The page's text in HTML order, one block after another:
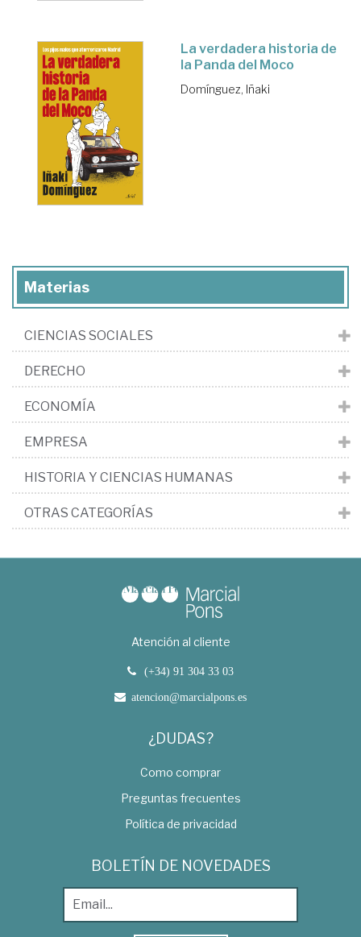
La verdadera historia de
la Panda del Moco
Domínguez, Iñaki
Materias
CIENCIAS SOCIALES
DERECHO
ECONOMÍA
EMPRESA
HISTORIA Y CIENCIAS HUMANAS
OTRAS CATEGORÍAS
Atención al cliente
(+34) 91 304 33 03
atencion@marcialpons.es
¿DUDAS?
Como comprar
Preguntas frecuentes
Política de privacidad
BOLETÍN DE NOVEDADES